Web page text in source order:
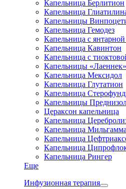
Капельница Берлитион
Капельница
Капельницы
Капельница Гемодез
Капельница с
Капельница Кавинтон
Капельница с
Капельницы «Лаеннек»
Капельница Мексидол
Капельница Глутатион
Капельница
Капельницы
Цераксон капельница
Капельница
Капельница Мильгамма
Капельница
Капельница
Капельница Рингер
Еще
Инфузионная терапия